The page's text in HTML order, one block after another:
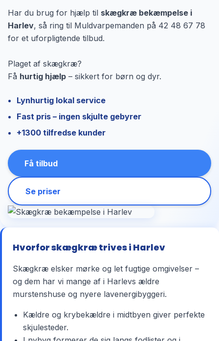
Har du brug for hjælp til skægkræ bekæmpelse i
Harlev, så ring til Muldvarpemanden på 42 48 67 78
for et uforpligtende tilbud.
Plaget af skægkræ?
Få hurtig hjælp – sikkert for børn og dyr.
Lynhurtig lokal service
Fast pris – ingen skjulte gebyrer
+1300 tilfredse kunder
Få tilbud
Se priser
Hvorfor skægkræ trives i Harlev
Skægkræ elsker mørke og let fugtige omgivelser –
og dem har vi mange af i Harlevs ældre
murstenshuse og nyere lavenergibyggeri.
Kældre og krybekældre i midtbyen giver perfekte
skjulesteder.